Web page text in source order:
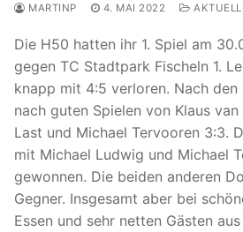
MARTINP 4. MAI 2022
Die H50 hatten ihr 1. Spiel am
gegen TC Stadtpark Fischeln 1.
knapp mit 4:5 verloren. Nach den
nach guten Spielen von Klaus
Last und Michael Tervooren 3:3.
mit Michael Ludwig und Michael
gewonnen. Die beiden anderen
Gegner. Insgesamt aber bei
Essen und sehr netten Gästen